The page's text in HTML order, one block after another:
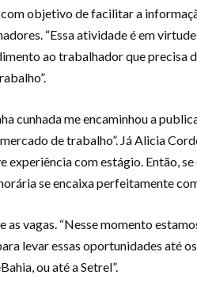
objetivo de facilitar a
“Essa atividade é em
ao trabalhador que precisa
cunhada me encaminhou a
de trabalho”. Já Alicia
com estágio. Então,
se encaixa perfeitamente
vagas. “Nesse momento
levar essas oportunidades até
ou até a Setrel”.